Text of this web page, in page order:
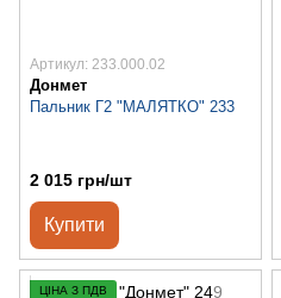
Артикул: 233.000.02
Донмет
Пальник Г2 "МАЛЯТКО" 233
2 015 грн/шт
Купити
ЦІНА З ПДВ